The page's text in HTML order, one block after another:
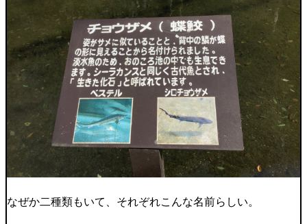
なぜか二種類もいて、それぞれこんな名前らしい。